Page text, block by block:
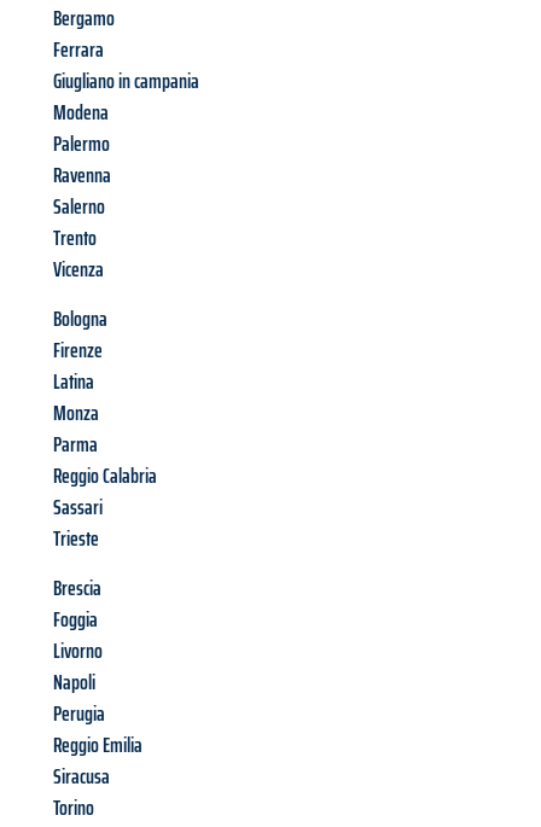
Bergamo
Ferrara
Giugliano in campania
Modena
Palermo
Ravenna
Salerno
Trento
Vicenza
Bologna
Firenze
Latina
Monza
Parma
Reggio Calabria
Sassari
Trieste
Brescia
Foggia
Livorno
Napoli
Perugia
Reggio Emilia
Siracusa
Torino